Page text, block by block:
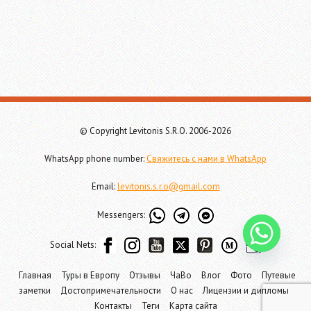
© Copyright Levitonis S.R.O. 2006-2026
WhatsApp phone number:Свяжитесь с нами в WhatsApp
Email:levitonis.s.r.o@gmail.com
Messengers:
Social Nets:
Главная Туры в Европу Отзывы ЧаВо Влог Фото
Путевые
заметки
Достопримечательности О нас
Лицензии и дипломы
Контакты
Теги Карта сайта